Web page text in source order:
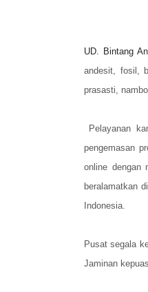
UD. Bintang
andesit, fosil,
prasasti,
Pelayanan
pengemasan
online dengan
beralamatkan
Indonesia.
Pusat segala
Jaminan